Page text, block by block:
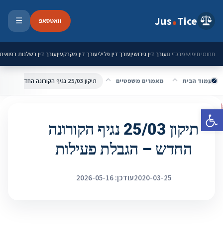
פתח סרגל נגישות
Jus Tice וואטסאפ ☰
תחומי חיפוש מרכזייםעורך דין גירושיןעורך דין פליליעורך דין מקרקעיןעורך דין רשלנות רפואית
עמוד הבית מאמרים משפטיים תיקון 25/03 נגיף הקורונה החדש – הגבלת פעילות
תיקון 25/03 נגיף הקורונה
החדש – הגבלת פעילות
2020-03-25עודכן: 2026-05-16